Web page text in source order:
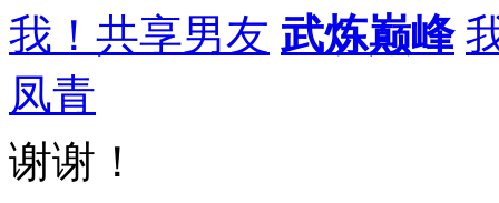
我！共享男友 武炼巅峰
凤青
谢谢！